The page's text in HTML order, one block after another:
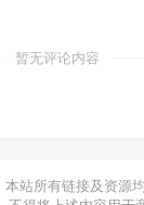
暂无评论内容
站所有链接及资源